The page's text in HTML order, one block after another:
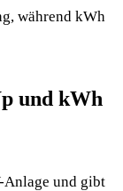
während kWh
und kWh
Anlage und gibt